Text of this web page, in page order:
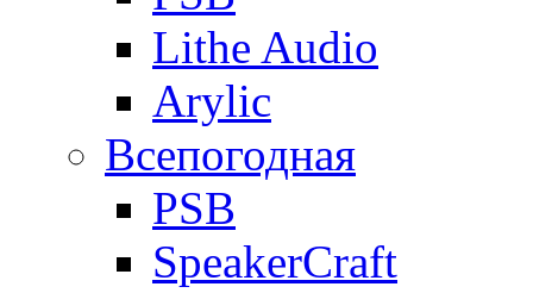
Lithe Audio
Arylic
Всепогодная
PSB
SpeakerCraft